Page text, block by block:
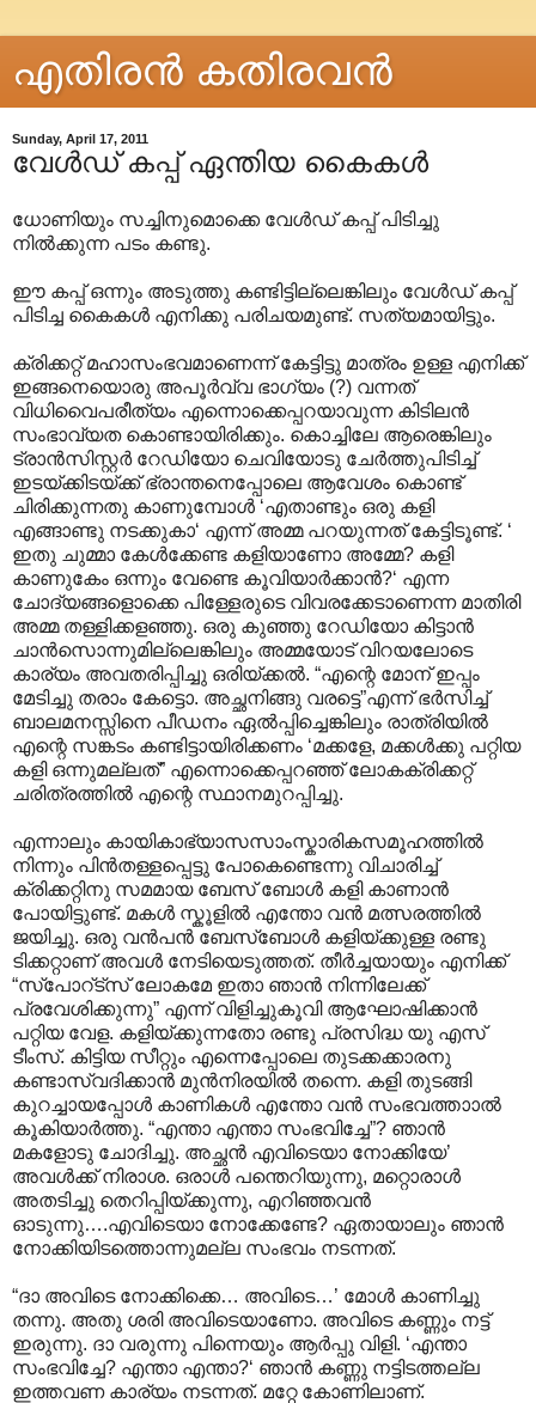
എതിരന്‍ കതിരവന്‍
Sunday, April 17, 2011
വേൾഡ് കപ്പ് ഏന്തിയ കൈകൾ
ധോണിയും സച്ചിനുമൊക്കെ വേൾഡ് കപ്പ് പിടിച്ചു
നിൽക്കുന്ന പടം കണ്ടു.
ഈ കപ്പ് ഒന്നും അടുത്തു കണ്ടിട്ടില്ലെങ്കിലും വേൾഡ് കപ്പ്
പിടിച്ച കൈകൾ എനിക്കു പരിചയമുണ്ട്. സത്യമായിട്ടും.
ക്രിക്കറ്റ് മഹാസംഭവമാണെന്ന് കേട്ടിട്ടു മാത്രം ഉള്ള എനിക്ക്
ഇങ്ങനെയൊരു അപൂർവ്വ ഭാഗ്യം (?) വന്നത്
വിധിവൈപരീത്യം എന്നൊക്കെപ്പറയാവുന്ന കിടിലൻ
സംഭാവ്യത കൊണ്ടായിരിക്കും. കൊച്ചിലേ ആരെങ്കിലും
ട്രാൻസിസ്റ്റർ റേഡിയോ ചെവിയോടു ചേർത്തുപിടിച്ച്
ഇടയ്ക്കിടയ്ക്ക് ഭ്രാന്തനെപ്പോലെ ആവേശം കൊണ്ട്
ചിരിക്കുന്നതു കാണുമ്പോൾ ‘എതാണ്ടും ഒരു കളി
എങ്ങാണ്ടു നടക്കുകാ‘ എന്ന് അമ്മ പറയുന്നത് കേട്ടിടൂണ്ട്. ‘
ഇതു ചുമ്മാ കേൾക്കേണ്ട കളിയാണോ അമ്മേ? കളി
കാണുകേം ഒന്നും വേണ്ടെ കൂവിയാർക്കാൻ?‘ എന്ന
ചോദ്യങ്ങളൊക്കെ പിള്ളേരുടെ വിവരക്കേടാണെന്ന മാതിരി
അമ്മ തള്ളിക്കളഞ്ഞു. ഒരു കുഞ്ഞു റേഡിയോ കിട്ടാൻ
ചാൻസൊന്നുമില്ലെങ്കിലും അമ്മയോട് വിറയലോടെ
കാര്യം അവതരിപ്പിച്ചു ഒരിയ്ക്കൽ. “എന്റെ മോന് ഇപ്പം
മേടിച്ചു തരാം കേട്ടൊ. അച്ഛനിങ്ങു വരട്ടെ”എന്ന് ഭർസിച്ച്
ബാലമനസ്സിനെ പീഡനം ഏൽപ്പിച്ചെങ്കിലും രാത്രിയിൽ
എന്റെ സങ്കടം കണ്ടിട്ടായിരിക്കണം ‘മക്കളേ, മക്കൾക്കു പറ്റിയ
കളി ഒന്നുമല്ലത്” എന്നൊക്കെപ്പറഞ്ഞ് ലോകക്രിക്കറ്റ്
ചരിത്രത്തിൽ എന്റെ സ്ഥാനമുറപ്പിച്ചു.
എന്നാലും കായികാഭ്യാസസാംസ്കാരികസമൂഹത്തിൽ
നിന്നും പിൻതള്ളപ്പെട്ടു പോകെണ്ടെന്നു വിചാരിച്ച്
ക്രിക്കറ്റിനു സമമായ ബേസ് ബോൾ കളി കാണാൻ
പോയിട്ടുണ്ട്. മകൾ സ്കൂളിൽ എന്തോ വൻ മത്സരത്തിൽ
ജയിച്ചു. ഒരു വൻപൻ ബേസ്ബോൾ കളിയ്ക്കുള്ള രണ്ടു
ടിക്കറ്റാണ് അവൾ നേടിയെടുത്തത്. തീർച്ചയായും എനിക്ക്
“സ്പോറ്ട്സ് ലോകമേ ഇതാ ഞാൻ നിന്നിലേക്ക്
പ്രവേശിക്കുന്നു” എന്ന് വിളിച്ചുകൂവി ആഘോഷിക്കാൻ
പറ്റിയ വേള. കളിയ്ക്കുന്നതോ രണ്ടു പ്രസിദ്ധ യു എസ്
ടീംസ്. കിട്ടിയ സീറ്റും എന്നെപ്പോലെ തുടക്കക്കാരനു
കണ്ടാസ്വദിക്കാൻ മുൻനിരയിൽ തന്നെ. കളി തുടങ്ങി
കുറച്ചായപ്പോൾ കാണികൾ എന്തോ വൻ സംഭവത്താ‍ാൽ
കൂകിയാർത്തു. “എന്താ എന്താ സംഭവിച്ചേ”? ഞാൻ
മകളോടു ചോദിച്ചു. അച്ഛൻ എവിടെയാ നോക്കിയേ’
അവൾക്ക് നിരാശ. ഒരാൾ പന്തെറിയുന്നു, മറ്റൊരാൾ
അതടിച്ചു തെറിപ്പിയ്ക്കുന്നു, എറിഞ്ഞവൻ
ഓടുന്നു….എവിടെയാ നോക്കേണ്ടേ? ഏതായാലും ഞാൻ
നോക്കിയിടത്തൊന്നുമല്ല സംഭവം നടന്നത്.
“ദാ അവിടെ നോക്കിക്കെ… അവിടെ…’ മോൾ കാണിച്ചു
തന്നു. അതു ശരി അവിടെയാണോ. അവിടെ കണ്ണും നട്ട്
ഇരുന്നു. ദാ വരുന്നു പിന്നെയും ആർപ്പു വിളി. ‘എന്താ
സംഭവിച്ചേ? എന്താ എന്താ?‘ ഞാൻ കണ്ണു നട്ടിടത്തല്ല
ഇത്തവണ കാര്യം നടന്നത്. മറ്റേ കോണിലാണ്.